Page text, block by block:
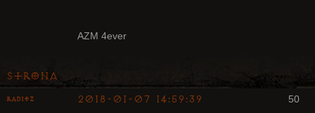
AZM 4ever
Strona
50
Raditz 2018-01-07 14:59:39